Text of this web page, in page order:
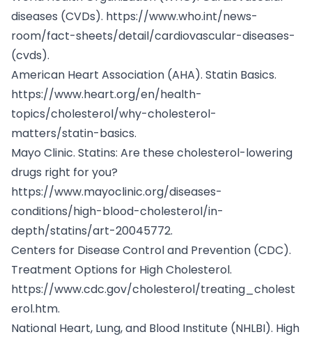
diseases (CVDs). https://www.who.int/news-
room/fact-sheets/detail/cardiovascular-diseases-
(cvds).
American Heart Association (AHA). Statin Basics.
https://www.heart.org/en/health-
topics/cholesterol/why-cholesterol-
matters/statin-basics.
Mayo Clinic. Statins: Are these cholesterol-lowering
drugs right for you?
https://www.mayoclinic.org/diseases-
conditions/high-blood-cholesterol/in-
depth/statins/art-20045772.
Centers for Disease Control and Prevention (CDC).
Treatment Options for High Cholesterol.
https://www.cdc.gov/cholesterol/treating_cholest
erol.htm.
National Heart, Lung, and Blood Institute (NHLBI). High